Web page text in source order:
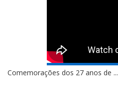
Comemorações dos 27 anos de ...